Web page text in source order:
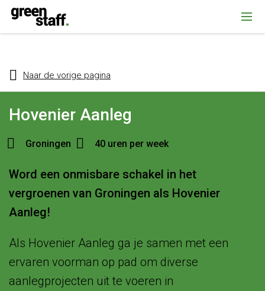
{ "@context": "https://schema.org", "@type": "Organization", "name":
""Greenstaff, "url": "https://www.greenstaff.nl", "logo": "" }
Naar de vorige pagina
Hovenier Aanleg
Groningen 40 uren per week
Word een onmisbare schakel in het
vergroenen van Groningen als Hovenier
Aanleg!
Als Hovenier Aanleg ga je samen met een
ervaren voorman op pad om diverse
aanlegprojecten uit te voeren in